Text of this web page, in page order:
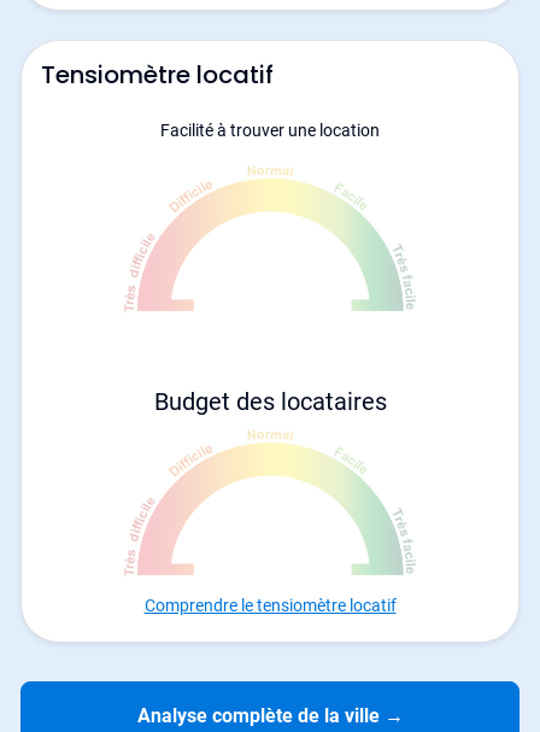
Tensiomètre locatif
Facilité à trouver une location
Budget des locataires
Comprendre le tensiomètre locatif
Analyse complète de la ville →